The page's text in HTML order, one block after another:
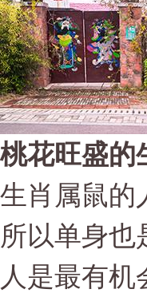
桃花旺盛的
生肖属鼠的
所以单身也
人是最有